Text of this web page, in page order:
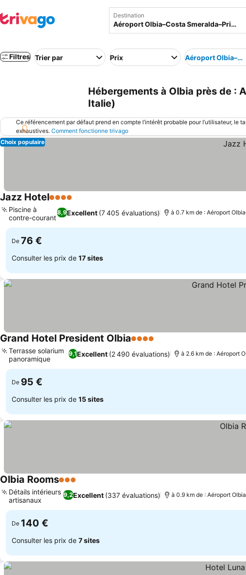
Destination
Filtres Trier par Prix Aéroport
Hébergements à Olbia près de :
Italie)
Ce référencement par défaut prend en compte l’intérêt probable pour l’utilisateur,
exhaustives. Comment fonctionne trivago
Choix populaire
Jazz Hotel4 Étoiles
8,9Excellent (7 405 évaluations)
Piscine à
contre-courant
à 0.7 km de : Aéroport
De 76 €
Consulter les prix de 17 sites
Grand Hotel President Olbia4 Étoiles
9,1Excellent (2 490 évaluations)
Terrasse solarium
panoramique
à 2.6 km de : Aéroport
De 95 €
Consulter les prix de 15 sites
Olbia Rooms3 Étoiles
9,2Excellent (337 évaluations)
Détails intérieurs
artisanaux
à 0.9 km de : Aéroport
De 140 €
Consulter les prix de 7 sites